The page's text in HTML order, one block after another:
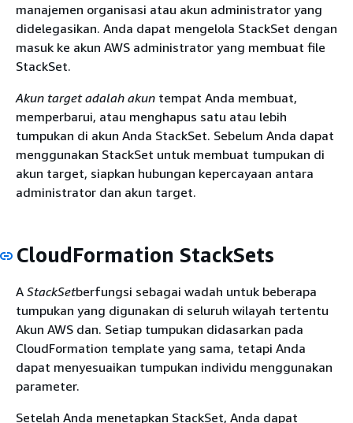
manajemen organisasi atau akun administrator yang
didelegasikan. Anda dapat mengelola StackSet dengan
masuk ke akun AWS administrator yang membuat file
StackSet.
Akun target adalah akun tempat Anda membuat,
memperbarui, atau menghapus satu atau lebih
tumpukan di akun Anda StackSet. Sebelum Anda dapat
menggunakan StackSet untuk membuat tumpukan di
akun target, siapkan hubungan kepercayaan antara
administrator dan akun target.
CloudFormation StackSets
A StackSetberfungsi sebagai wadah untuk beberapa
tumpukan yang digunakan di seluruh wilayah tertentu
Akun AWS dan. Setiap tumpukan didasarkan pada
CloudFormation template yang sama, tetapi Anda
dapat menyesuaikan tumpukan individu menggunakan
parameter.
Setelah Anda menetapkan StackSet, Anda dapat